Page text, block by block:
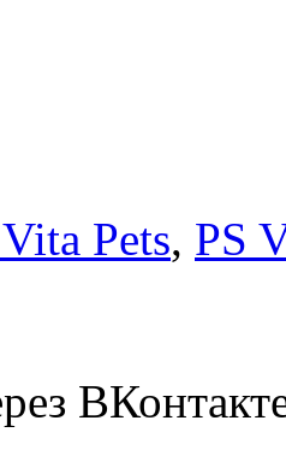
Pets, PS